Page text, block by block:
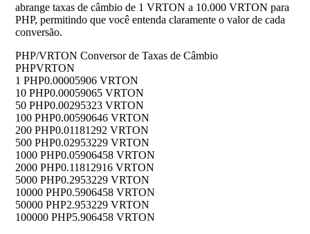
abrange taxas de câmbio de 1 VRTON a 10.000 VRTON para
PHP, permitindo que você entenda claramente o valor de cada
conversão.
PHP/VRTON Conversor de Taxas de Câmbio
PHPVRTON
1 PHP0.00005906 VRTON
10 PHP0.00059065 VRTON
50 PHP0.00295323 VRTON
100 PHP0.00590646 VRTON
200 PHP0.01181292 VRTON
500 PHP0.02953229 VRTON
1000 PHP0.05906458 VRTON
2000 PHP0.11812916 VRTON
5000 PHP0.2953229 VRTON
10000 PHP0.5906458 VRTON
50000 PHP2.953229 VRTON
100000 PHP5.906458 VRTON